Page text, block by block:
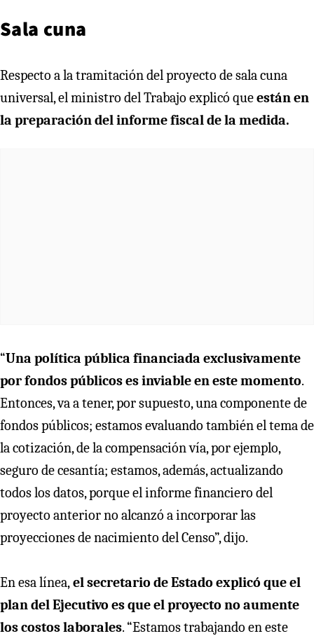
Sala cuna
Respecto a la tramitación del proyecto de sala cuna
universal, el ministro del Trabajo explicó queestán en
la preparación del informe fiscal de la medida.
“Una política pública financiada exclusivamente
por fondos públicos es inviable en este momento.
Entonces, va a tener, por supuesto, una componente de
fondos públicos; estamos evaluando también el tema de
la cotización, de la compensación vía, por ejemplo,
seguro de cesantía; estamos, además, actualizando
todos los datos, porque el informe financiero del
proyecto anterior no alcanzó a incorporar las
proyecciones de nacimiento del Censo”, dijo.
En esa línea,el secretario de Estado explicó que el
plan del Ejecutivo es que el proyecto no aumente
los costos laborales. “Estamos trabajando en este